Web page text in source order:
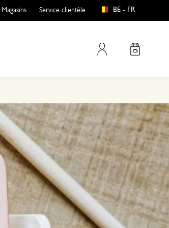
Mon compte
Magasins Service clientèle BE - FR